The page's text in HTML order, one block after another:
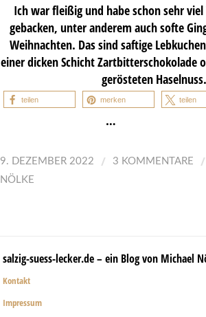
Ich war fleißig und habe schon sehr
gebacken, unter anderem auch softe
Weihnachten. Das sind saftige
einer dicken Schicht Zartbitterschokolade
gerösteten Haselnuss.
teilen merken teilen
…
9. DEZEMBER 2022 / 3 KOMMENTARE /
NÖLKE
salzig-suess-lecker.de – ein Blog von Michael
Kontakt
Impressum